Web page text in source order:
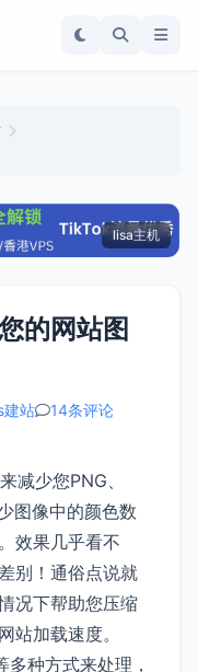
lisa主机
的网站图
建站 14条评论
减少您PNG、
图像中的颜色数
效果几乎看不
别！通俗点说就
况下帮助您压缩
站加载速度。
种方式来处理，